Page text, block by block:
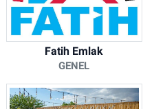
Fatih Emlak
GENEL